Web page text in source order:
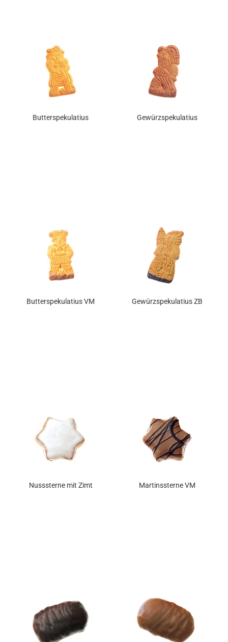
Butterspekulatius Gewürzspekulatius
Butterspekulatius VM Gewürzspekulatius ZB
Nusssterne mit Zimt Martinssterne VM